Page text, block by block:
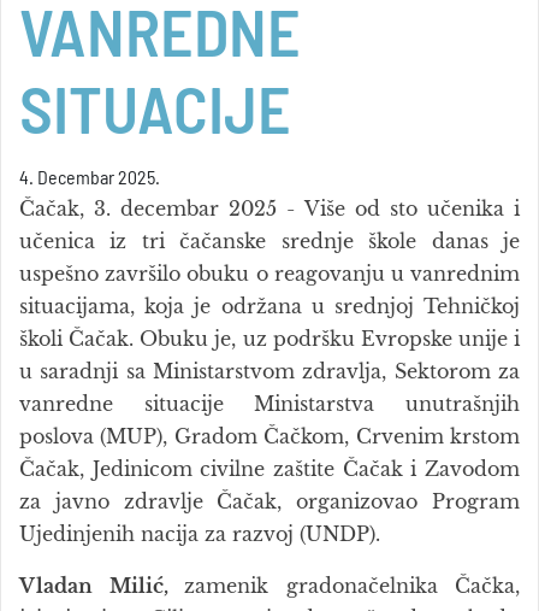
VANREDNE
SITUACIJE
4. Decembar 2025.
Čačak, 3. decembar 2025 - Više od sto učenika i
učenica iz tri čačanske srednje škole danas je
uspešno završilo obuku o reagovanju u vanrednim
situacijama, koja je održana u srednjoj Tehničkoj
školi Čačak. Obuku je, uz podršku Evropske unije i
u saradnji sa Ministarstvom zdravlja, Sektorom za
vanredne situacije Ministarstva unutrašnjih
poslova (MUP), Gradom Čačkom, Crvenim krstom
Čačak, Jedinicom civilne zaštite Čačak i Zavodom
za javno zdravlje Čačak, organizovao Program
Ujedinjenih nacija za razvoj (UNDP).
Vladan Milić, zamenik gradonačelnika Čačka,